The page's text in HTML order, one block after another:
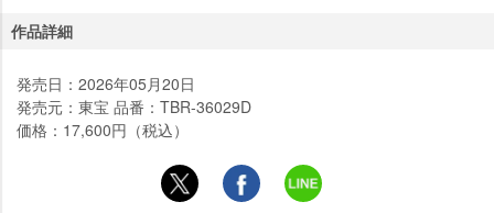
作品詳細
発売日：2026年05月20日
発売元：東宝 品番：TBR-36029D
価格：17,600円（税込）